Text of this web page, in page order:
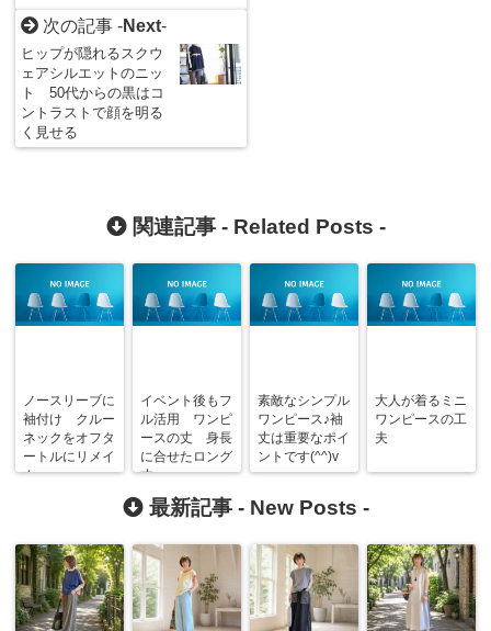
次の記事 -Next-
ヒップが隠れるスクウ
ェアシルエットのニッ
ト 50代からの黒はコ
ントラストで顔を明る
く見せる
関連記事 - Related Posts -
ノースリーブに
袖付け クルー
ネックをオフタ
ートルにリメイ
ク
イベント後もフ
ル活用 ワンピ
ースの丈 身長
に合せたロング
丈
素敵なシンプル
ワンピース♪袖
丈は重要なポイ
ントです(^^)v
大人が着るミニ
ワンピースの工
夫
最新記事 - New Posts -